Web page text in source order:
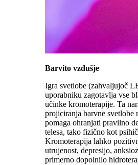
Barvito vzdušje
Igra svetlobe (zahvaljujoč
uporabniku zagotavlja vse
učinke kromoterapije. Ta
projiciranja barvne svetlobe
pomaga ohranjati pravilno
telesa, tako fizično kot
Kromoterapija lahko
utrujenost, depresijo,
primerno dopolnilo